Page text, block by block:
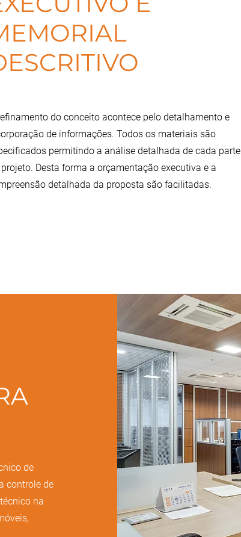
do conceito acontece pelo detalhamento e
de informações. Todos os materiais são
permitindo a análise detalhada de cada parte
Desta forma a orçamentação executiva e a
detalhada da proposta são facilitadas.
de
controle de
na